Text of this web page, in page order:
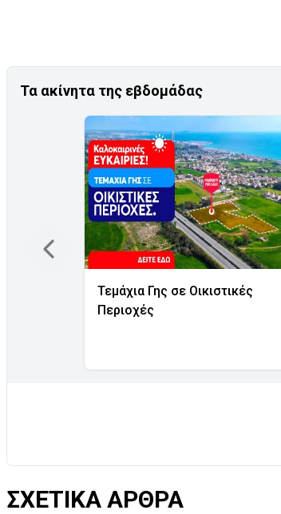
Τα ακίνητα της εβδομάδας
Τεμάχια Γης σε Οικιστικές
Περιοχές
ΣΧΕΤΙΚΑ ΑΡΘΡΑ